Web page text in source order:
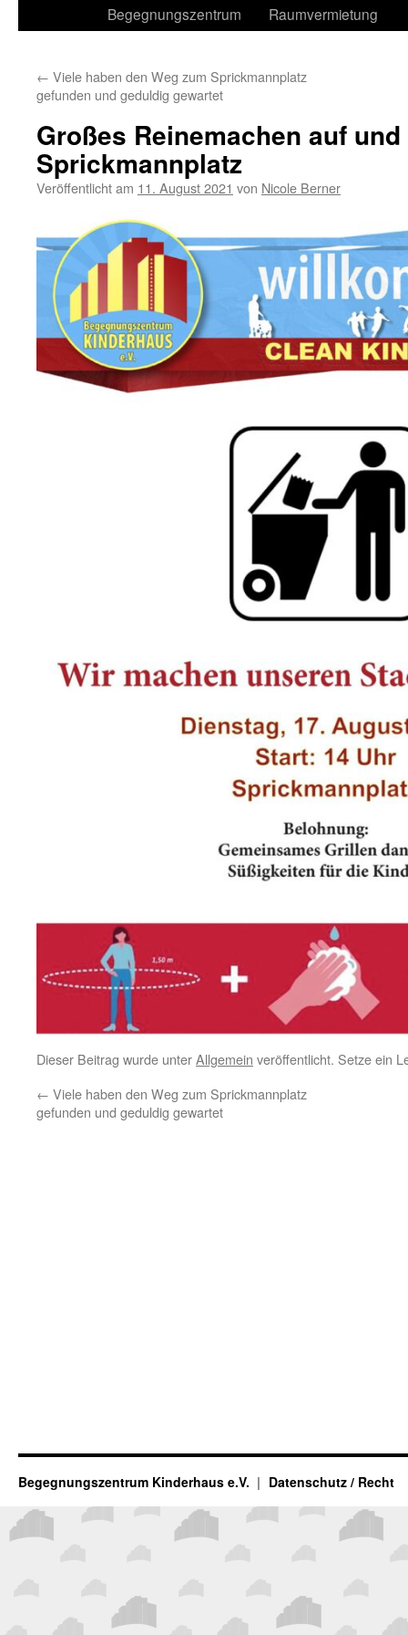
Begegnungszentrum
Raumvermietung
← Viele haben den Weg zum Sprickmannplatz
gefunden und geduldig gewartet
Großes Reinemachen auf
Sprickmannplatz
Veröffentlicht am 11. August 2021 von Nicole Berner
Dieser Beitrag wurde unterAllgemein veröffentlicht. Setze ein
← Viele haben den Weg zum Sprickmannplatz
gefunden und geduldig gewartet
Begegnungszentrum Kinderhaus e.V. Datenschutz / Recht